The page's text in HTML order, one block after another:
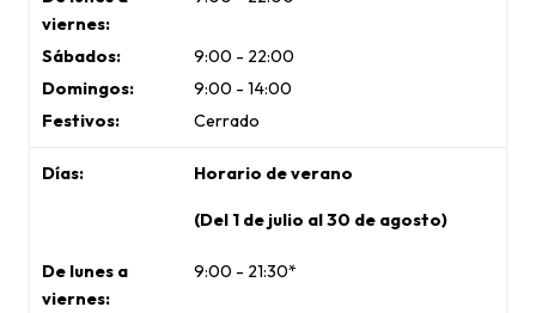
9:00 - 22:00
9:00 - 14:00
Cerrado
Horario de verano
(Del 1 de julio al 30 de agosto)
9:00 - 21:30*